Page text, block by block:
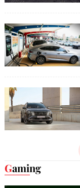
Gaming